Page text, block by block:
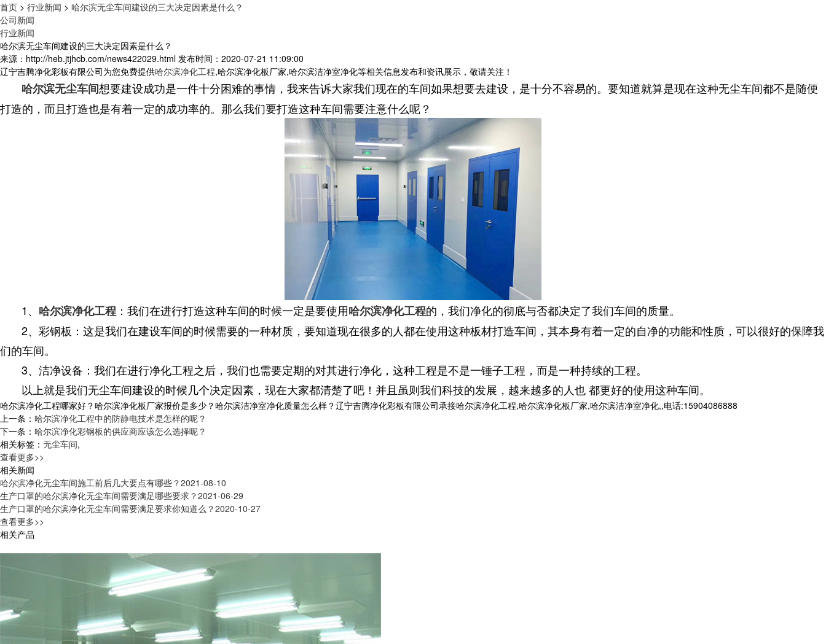
首页 > 行业新闻 > 哈尔滨无尘车间建设的三大决定因素是什么？
公司新闻
行业新闻
哈尔滨无尘车间建设的三大决定因素是什么？
来源：http://heb.jtjhcb.com/news422029.html 发布时间：2020-07-21 11:09:00
辽宁吉腾净化彩板有限公司为您免费提供哈尔滨净化工程,哈尔滨净化板厂家,哈尔滨洁净室净化等相关信息发布和资讯展示，敬请关注！
哈尔滨无尘车间想要建设成功是一件十分困难的事情，我来告诉大家我们现在的车间如果想要去建设，是十分不容易的。要知道就算是现在这种无尘车间都不是随便
打造的，而且打造也是有着一定的成功率的。那么我们要打造这种车间需要注意什么呢？
1、 哈尔滨净化工程 ：我们在进行打造这种车间的时候一定是要使用哈尔滨净化工程的，我们净化的彻底与否都决定了我们车间的质量。
2、彩钢板：这是我们在建设车间的时候需要的一种材质，要知道现在很多的人都在使用这种板材打造车间，其本身有着一定的自净的功能和性质，可以很好的保障我
们的车间。
3、洁净设备：我们在进行净化工程之后，我们也需要定期的对其进行净化，这种工程是不是一锤子工程，而是一种持续的工程。
以上就是我们无尘车间建设的时候几个决定因素，现在大家都清楚了吧！并且虽则我们科技的发展，越来越多的人也 都更好的使用这种车间。
哈尔滨净化工程哪家好？哈尔滨净化板厂家报价是多少？哈尔滨洁净室净化质量怎么样？辽宁吉腾净化彩板有限公司承接哈尔滨净化工程,哈尔滨净化板厂家,哈尔滨洁净室净化,,电话:15904086888
上一条： 哈尔滨净化工程中的防静电技术是怎样的呢？
下一条： 哈尔滨净化彩钢板的供应商应该怎么选择呢？
相关标签： 无尘车间,
查看更多>>
相关新闻
哈尔滨净化无尘车间施工前后几大要点有哪些？2021-08-10
生产口罩的哈尔滨净化无尘车间需要满足哪些要求？2021-06-29
生产口罩的哈尔滨净化无尘车间需要满足要求你知道么？2020-10-27
查看更多>>
相关产品